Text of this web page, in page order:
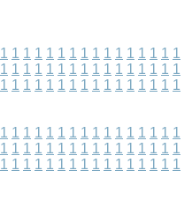
1 1 1 1 1 1 1 1 1 1 1 1 1 1 1 1
1 1 1 1 1 1 1 1 1 1 1 1 1 1 1 1
1 1 1 1 1 1 1 1 1 1 1 1 1 1 1 1
1 1 1 1 1 1 1 1 1 1 1 1 1 1 1 1
1 1 1 1 1 1 1 1 1 1 1 1 1 1 1 1
1 1 1 1 1 1 1 1 1 1 1 1 1 1 1 1